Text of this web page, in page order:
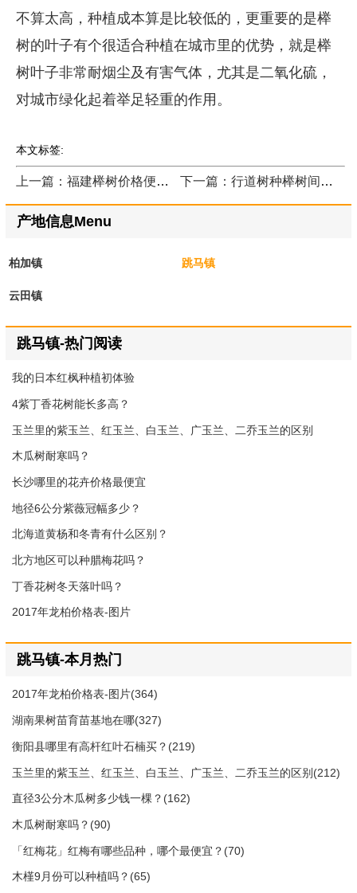
不算太高，种植成本算是比较低的，更重要的是榉
树的叶子有个很适合种植在城市里的优势，就是榉
树叶子非常耐烟尘及有害气体，尤其是二氧化硫，
对城市绿化起着举足轻重的作用。
本文标签:
上一篇：福建榉树价格便宜吗？ 下一篇：行道树种榉树间距多少米一棵？
产地信息Menu
柏加镇 跳马镇
云田镇
跳马镇-热门阅读
我的日本红枫种植初体验
4紫丁香花树能长多高？
玉兰里的紫玉兰、红玉兰、白玉兰、广玉兰、二乔玉兰的区别
木瓜树耐寒吗？
长沙哪里的花卉价格最便宜
地径6公分紫薇冠幅多少？
北海道黄杨和冬青有什么区别？
北方地区可以种腊梅花吗？
丁香花树冬天落叶吗？
2017年龙柏价格表-图片
跳马镇-本月热门
2017年龙柏价格表-图片(364)
湖南果树苗育苗基地在哪(327)
衡阳县哪里有高杆红叶石楠买？(219)
玉兰里的紫玉兰、红玉兰、白玉兰、广玉兰、二乔玉兰的区别(212)
直径3公分木瓜树多少钱一棵？(162)
木瓜树耐寒吗？(90)
「红梅花」红梅有哪些品种，哪个最便宜？(70)
木槿9月份可以种植吗？(65)